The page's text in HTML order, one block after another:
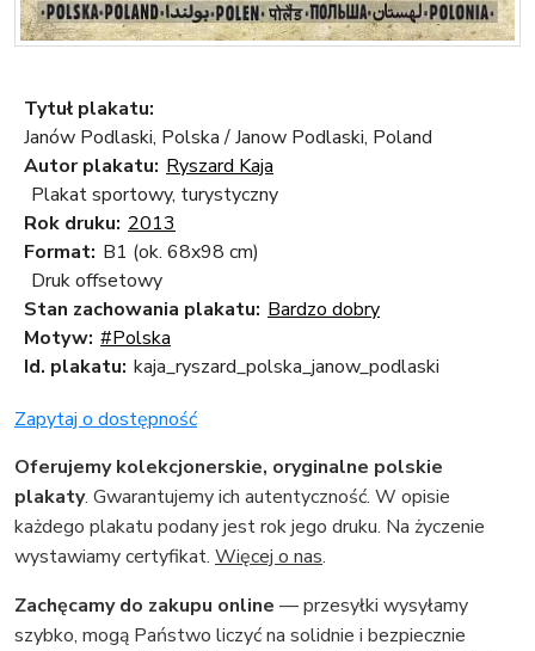
Tytuł plakatu:
Janów Podlaski, Polska / Janow Podlaski, Poland
Autor plakatu: Ryszard Kaja
Plakat sportowy, turystyczny
Rok druku: 2013
Format: B1 (ok. 68x98 cm)
Druk offsetowy
Stan zachowania plakatu: Bardzo dobry
Motyw: #Polska
Id. plakatu: kaja_ryszard_polska_janow_podlaski
Zapytaj o dostępność
Oferujemy kolekcjonerskie, oryginalne polskie
plakaty. Gwarantujemy ich autentyczność. W opisie
każdego plakatu podany jest rok jego druku. Na życzenie
wystawiamy certyfikat. Więcej o nas.
Zachęcamy do zakupu online — przesyłki wysyłamy
szybko, mogą Państwo liczyć na solidnie i bezpiecznie